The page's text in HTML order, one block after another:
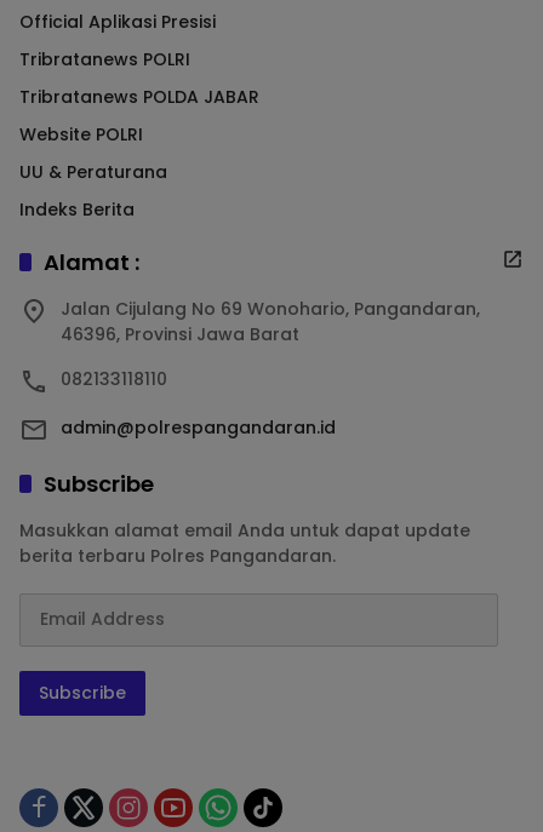
Official Aplikasi Presisi
Tribratanews POLRI
Tribratanews POLDA JABAR
Website POLRI
UU & Peraturana
Indeks Berita
Alamat :
Jalan Cijulang No 69 Wonohario, Pangandaran,
46396, Provinsi Jawa Barat
082133118110
admin@polrespangandaran.id
Subscribe
Masukkan alamat email Anda untuk dapat update
berita terbaru Polres Pangandaran.
Subscribe